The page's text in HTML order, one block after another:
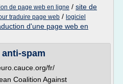
de page web en ligne / site de
traduire page web / logiciel
d'une page web en
spam
fr/
Coalition Against